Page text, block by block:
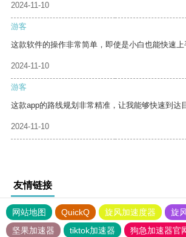
2024-11-10
游客
这款软件的操作非常简单，即使是小白也能快速上
2024-11-10
游客
这款app的路线规划非常精准，让我能够快速到达
2024-11-10
友情链接
网站地图 QuickQ 旋风加速度器 旋
坚果加速器
tiktok加速器
狗急加速器官